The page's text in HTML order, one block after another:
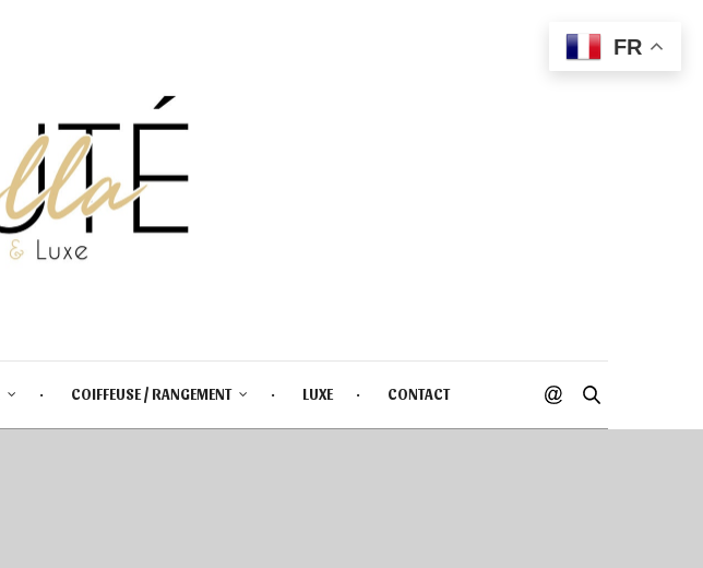
COIFFEUSE / RANGEMENT LUXE CONTACT
FR